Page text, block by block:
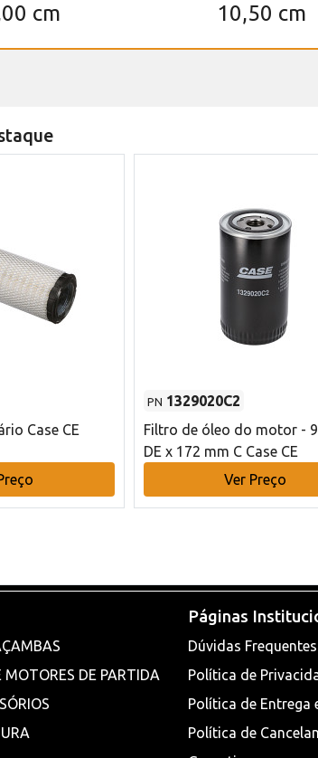
cm 10,50 cm
Case CE
PN 1329020C2
Filtro de óleo do motor -
DE x 172 mm C Case CE
Ver Preço
MOTORES DE PARTIDA
Páginas
Dúvidas Frequentes
Política de
Política de Entrega
Política de